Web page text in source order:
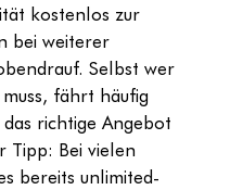
kostenlos zur
bei weiterer
Selbst wer
fährt häufig
richtige Angebot
Tipp: Bei vielen
bereits unlimited-